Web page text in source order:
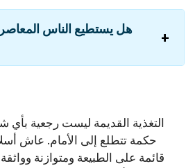
التغذية القديمة ليست رجعية بأي
حكمة تتطلع إلى الأمام. عاش
قائمة على الطبيعة ومتوازنة